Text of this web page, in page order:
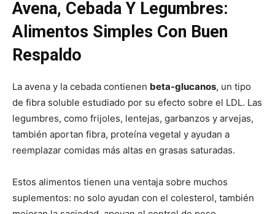
Avena, Cebada Y Legumbres:
Alimentos Simples Con Buen
Respaldo
La avena y la cebada contienen beta-glucanos, un tipo
de fibra soluble estudiado por su efecto sobre el LDL. Las
legumbres, como frijoles, lentejas, garbanzos y arvejas,
también aportan fibra, proteína vegetal y ayudan a
reemplazar comidas más altas en grasas saturadas.
Estos alimentos tienen una ventaja sobre muchos
suplementos: no solo ayudan con el colesterol, también